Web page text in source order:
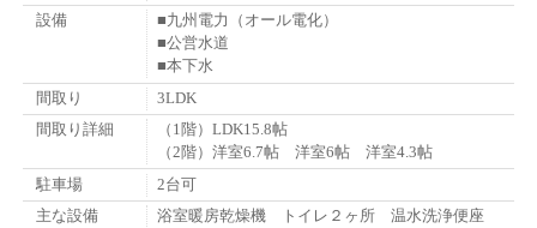
設備
■九州電力（オール電化）
■公営水道
■本下水
間取り
3LDK
間取り詳細
（1階）LDK15.8帖
（2階）洋室6.7帖 洋室6帖 洋室4.3帖
駐車場
2台可
主な設備
浴室暖房乾燥機 トイレ２ヶ所 温水洗浄便座